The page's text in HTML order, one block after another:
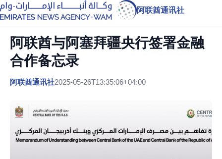
阿联酋通讯社
阿联酋与阿塞拜疆央行签署金融
合作备忘录
阿联酋通讯社2025-05-26T13:35:06+04:00